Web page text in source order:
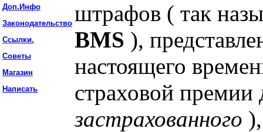
Доп.Инфо
Законодательство
Ссылки.
Советы
Магазин
Написать
штрафов ( так
BMS ),
настоящего
страховой премии
застрахованного